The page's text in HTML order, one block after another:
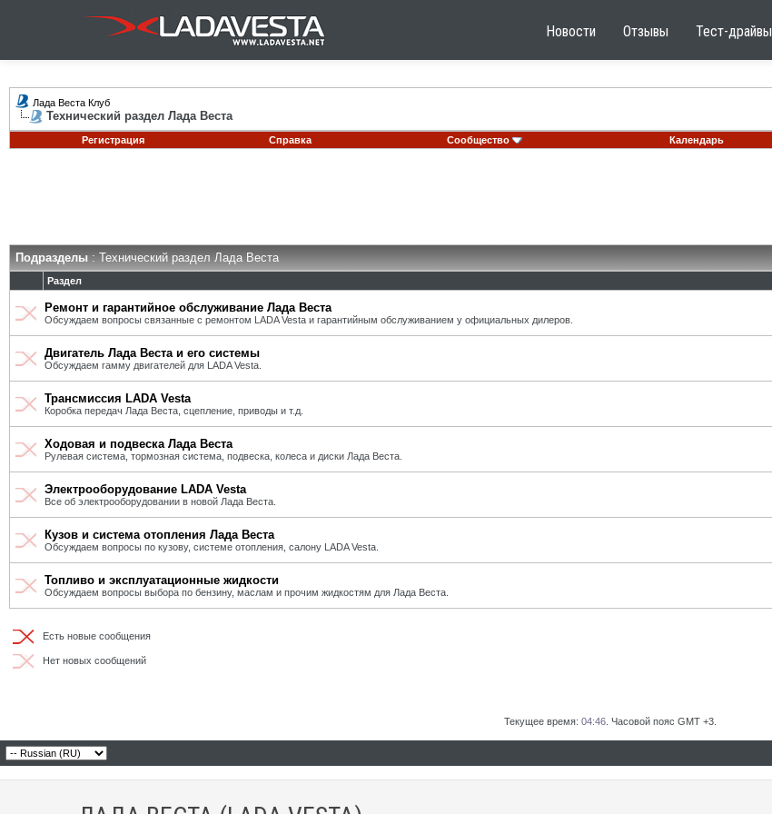
Новости Отзывы Тест-драйвы
Лада Веста Клуб
Технический раздел Лада Веста
Регистрация
Справка Сообщество Календарь
Подразделы: Технический раздел Лада Веста
Раздел
Ремонт и гарантийное обслуживание Лада Веста
Обсуждаем вопросы связанные с ремонтом LADA Vesta и гарантийным обслуживанием у официальных дилеров.
Двигатель Лада Веста и его системы
Обсуждаем гамму двигателей для LADA Vesta.
Трансмиссия LADA Vesta
Коробка передач Лада Веста, сцепление, приводы и т.д.
Ходовая и подвеска Лада Веста
Рулевая система, тормозная система, подвеска, колеса и диски Лада Веста.
Электрооборудование LADA Vesta
Все об электрооборудовании в новой Лада Веста.
Кузов и система отопления Лада Веста
Обсуждаем вопросы по кузову, системе отопления, салону LADA Vesta.
Топливо и эксплуатационные жидкости
Обсуждаем вопросы выбора по бензину, маслам и прочим жидкостям для Лада Веста.
Есть новые сообщения
Нет новых сообщений
Текущее время: 04:46 . Часовой пояс GMT +3.